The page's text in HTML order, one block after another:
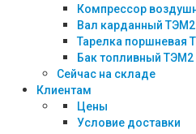
Компрессор
Вал карданный ТЭМ2
Тарелка поршневая
Бак топливный ТЭМ2
Сейчас на складе
Клиентам
Цены
Условие доставки